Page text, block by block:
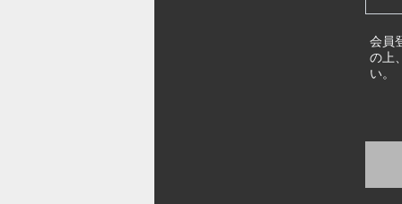
会員
の上
い。